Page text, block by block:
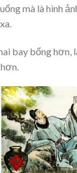
mà là hình
bay bổng hơn,